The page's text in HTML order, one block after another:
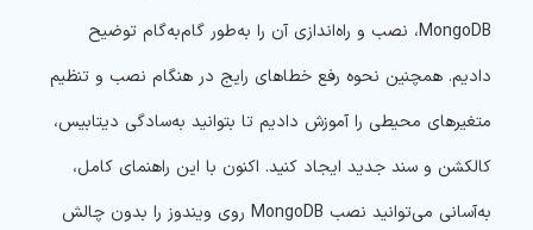
MongoDB، نصب و راه‌اندازی آن را به‌طور گام‌به‌گام توضیح
دادیم. همچنین نحوه رفع خطاهای رایج در هنگام نصب و تنظیم
متغیرهای محیطی را آموزش دادیم تا بتوانید به‌سادگی دیتابیس،
کالکشن و سند جدید ایجاد کنید. اکنون با این راهنمای کامل،
به‌آسانی می‌توانید نصب MongoDB روی ویندوز را بدون چالش